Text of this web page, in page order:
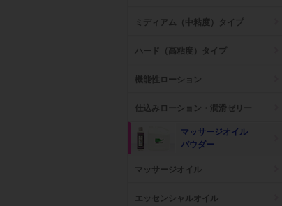
ミディアム（中粘度）タイプ
ハード（高粘度）タイプ
機能性ローション
仕込みローション・潤滑ゼリー
マッサージオイル
パウダー
マッサージオイル
エッセンシャルオイル